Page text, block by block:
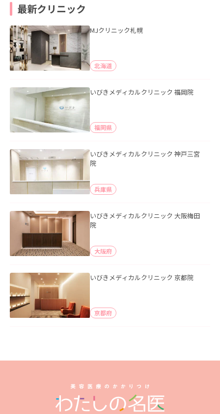
最新クリニック
MJクリニック札幌
北海道
いびきメディカルクリニック 福岡院
福岡県
いびきメディカルクリニック 神戸三宮
院
兵庫県
いびきメディカルクリニック 大阪梅田
院
大阪府
いびきメディカルクリニック 京都院
京都府